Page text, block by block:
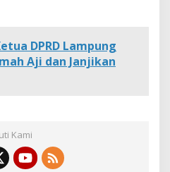
DPRD Lampung
Aji dan Janjikan
Kami